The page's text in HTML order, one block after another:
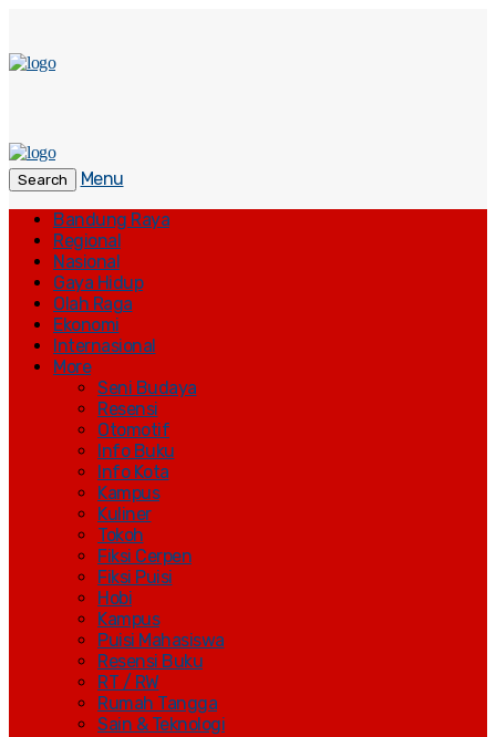
Search
Menu
Bandung Raya
Regional
Nasional
Gaya Hidup
Olah Raga
Ekonomi
Internasional
More
Seni Budaya
Resensi
Otomotif
Info Buku
Info Kota
Kampus
Kuliner
Tokoh
Fiksi Cerpen
Fiksi Puisi
Hobi
Kampus
Puisi Mahasiswa
Resensi Buku
RT / RW
Rumah Tangga
Sain & Teknologi